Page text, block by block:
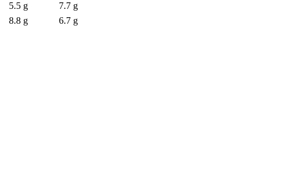
5.5 g
7.7 g
8.8 g
6.7 g